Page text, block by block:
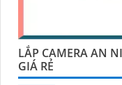
LẮP CAMERA AN
GIÁ RẺ